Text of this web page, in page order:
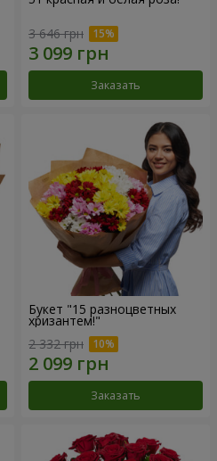
3 646 грн
Заказать
Букет "15 разноцветных
хризантем!"
2 332 грн
Заказать